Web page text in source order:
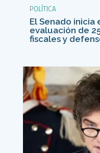
POLÍTICA
El Senado inicia
evaluación de
fiscales y